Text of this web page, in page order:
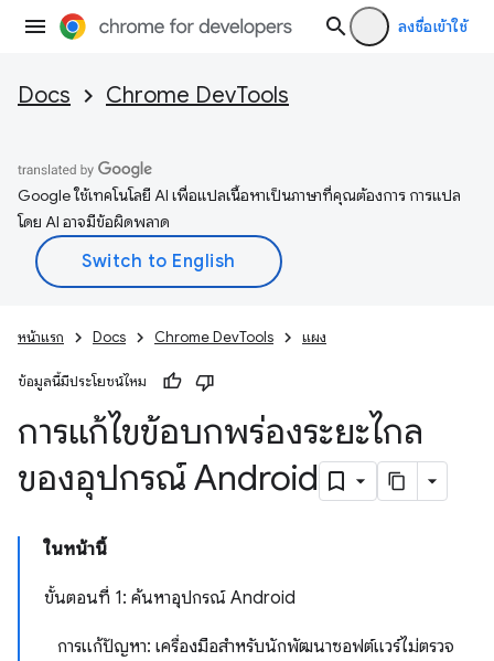
ลงชื่อเข้าใช้
Docs Chrome DevTools
Google ใช้เทคโนโลยี AI เพื่อแปลเนื้อหาเป็นภาษาที่คุณต้องการ การแปล
โดย AI อาจมีข้อผิดพลาด
หน้าแรก Docs Chrome DevTools แผง
ข้อมูลนี้มีประโยชน์ไหม
การแก้ไขข้อบกพร่องระยะไกล
ของอุปกรณ์ Android
ในหน้านี้
ขั้นตอนที่ 1: ค้นหาอุปกรณ์ Android
การแก้ปัญหา: เครื่องมือสำหรับนักพัฒนาซอฟต์แวร์ไม่ตรวจ